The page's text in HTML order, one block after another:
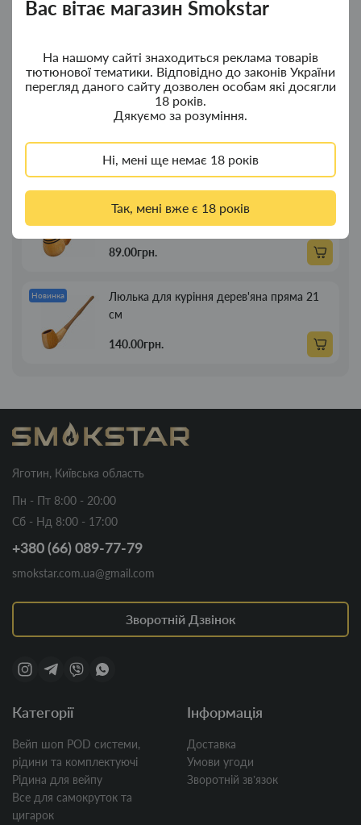
Вас вітає магазин Smokstar
На нашому сайті знаходиться реклама товарів
тютюнової тематики. Відповідно до законів України
перегляд даного сайту дозволен особам які досягли
18 років.
Дякуємо за розуміння.
Ні, мені ще немає 18 років
Так, мені вже є 18 років
350.00грн.
Портсигар для сигарет Focus із USB
269.00грн.
Люлька для куріння дерев'яна пряма 13см
89.00грн.
Новинка
Люлька для куріння дерев'яна пряма 21
см
140.00грн.
Яготин, Київська область
Пн - Пт 8:00 - 20:00
Сб - Нд 8:00 - 17:00
+380 (66) 089-77-79
smokstar.com.ua@gmail.com
Зворотній Дзвінок
Категорії
Вейп шоп POD системи,
рідини та комплектуючі
Рідина для вейпу
Все для самокруток та
цигарок
Інформація
Доставка
Умови угоди
Зворотній звʼязок